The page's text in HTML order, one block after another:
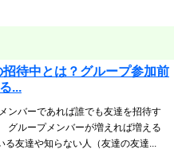
待中とは？グループ参加前
...
ンバーであれば誰でも友達を招待す
グループメンバーが増えれば増える
る友達や知らない人（友達の友達...